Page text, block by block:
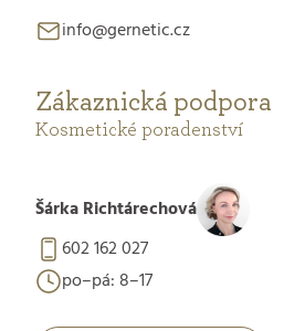
info@gernetic.cz
Zákaznická podpora
Kosmetické poradenství
Šárka Richtárechová
602 162 027
po–pá: 8–17